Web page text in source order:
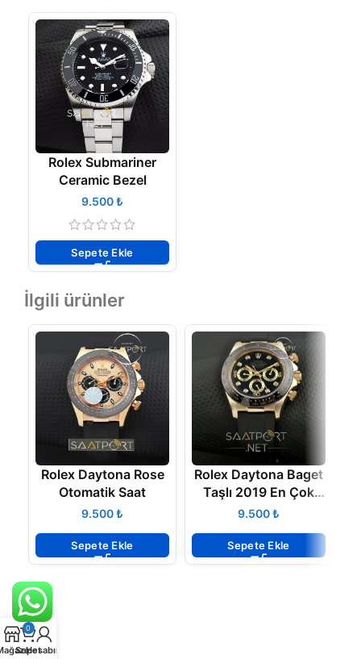
Rolex Submariner
Ceramic Bezel
₺
Sepete Ekle
İlgili ürünler
Rolex Daytona Rose
Otomatik Saat
₺
Sepete Ekle
Rolex Daytona Baget
Taşlı 2019 En Çok
Satan Modeli
₺
Sepete Ekle
0
Sepet
Hesabım